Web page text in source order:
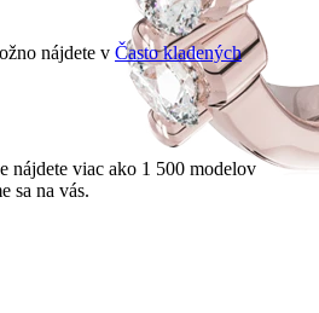
nájdete v Často kladených
nájdete viac ako 1 500 modelov
sa na vás.